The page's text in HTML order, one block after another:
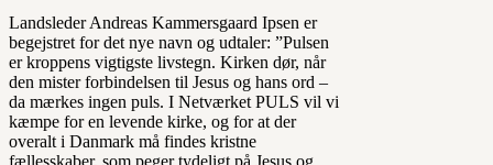
Landsleder Andreas Kammersgaard Ipsen er
begejstret for det nye navn og udtaler: ”Pulsen
er kroppens vigtigste livstegn. Kirken dør, når
den mister forbindelsen til Jesus og hans ord –
da mærkes ingen puls. I Netværket PULS vil vi
kæmpe for en levende kirke, og for at der
overalt i Danmark må findes kristne
fællesskaber, som peger tydeligt på Jesus og